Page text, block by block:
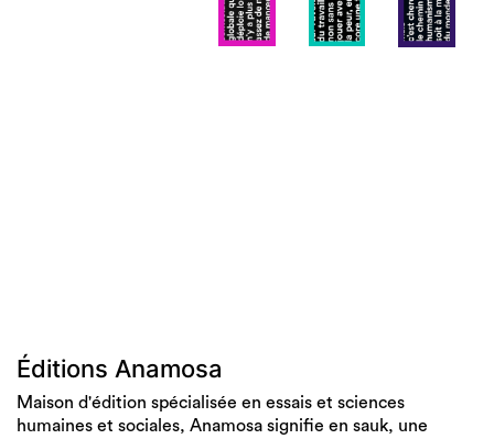
Éditions Anamosa
Maison d'édition spécialisée en essais et sciences
humaines et sociales, Anamosa signifie en sauk, une